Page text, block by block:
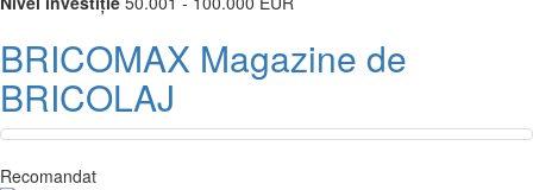
BRICOMAX Magazine de
BRICOLAJ
Recomandat